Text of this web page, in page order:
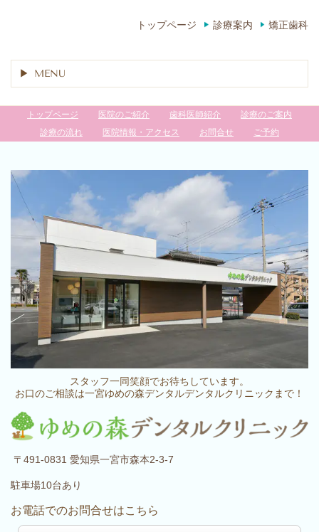
トップページ 診療案内 矯正歯科
MENU
トップページ 医院のご紹介 歯科医師紹介
診療のご案内
診療の流れ
医院情報・アクセス お問合せ ご予約
スタッフ一同笑顔でお待ちしています。
お口のご相談は一宮ゆめの森デンタルデンタルクリニックまで！
〒491-0831 愛知県一宮市森本2-3-7
駐車場10台あり
お電話でのお問合せはこちら